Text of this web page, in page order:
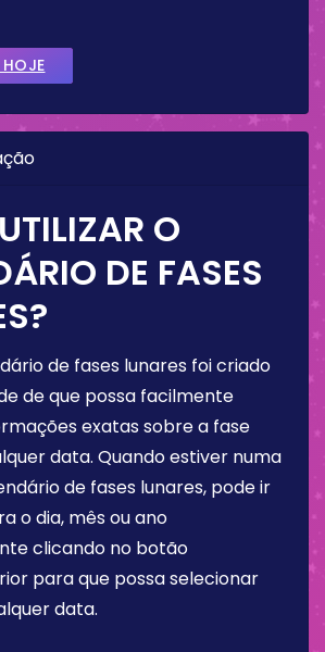
HOJE
O
DE FASES
de fases lunares foi criado
de que possa facilmente
exatas sobre a fase
data. Quando estiver numa
de fases lunares, pode ir
o dia, mês ou ano
clicando no botão
para que possa selecionar
data.